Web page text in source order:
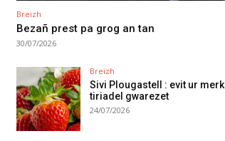
Breizh
Bezañ prest pa grog an tan
30/07/2026
Breizh
Sivi Plougastell : evit ur merk
tiriadel gwarezet
24/07/2026